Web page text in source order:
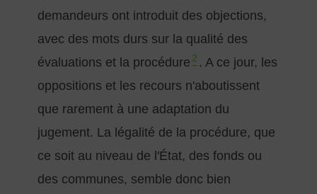
demandeurs ont introduit des objections,
avec des mots durs sur la qualité des
évaluations et la procédure 2 . A ce jour, les
oppositions et les recours n'aboutissent
que rarement à une adaptation du
jugement. La légalité de la procédure, que
ce soit au niveau de l'État, des fonds ou
des communes, semble donc bien